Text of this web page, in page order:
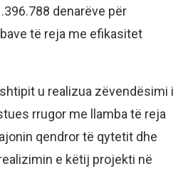
denarëve për
të reja me efikasitet
u realizua zëvendësimi i
rrugor me llamba të reja
qendror të qytetit dhe
e këtij projekti në